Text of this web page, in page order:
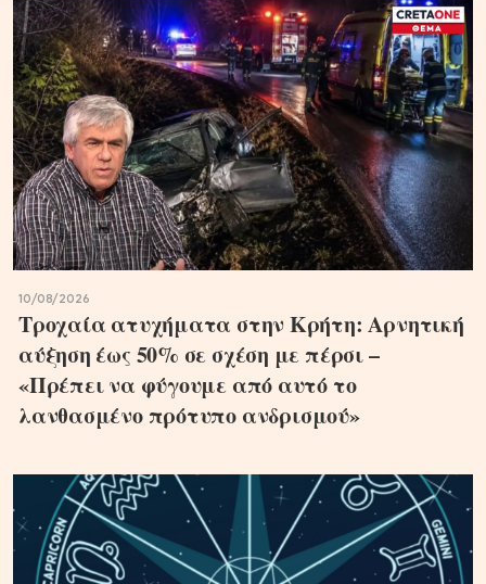
10/08/2026
Τροχαία ατυχήματα στην Κρήτη: Αρνητική
αύξηση έως 50% σε σχέση με πέρσι –
«Πρέπει να φύγουμε από αυτό το
λανθασμένο πρότυπο ανδρισμού»